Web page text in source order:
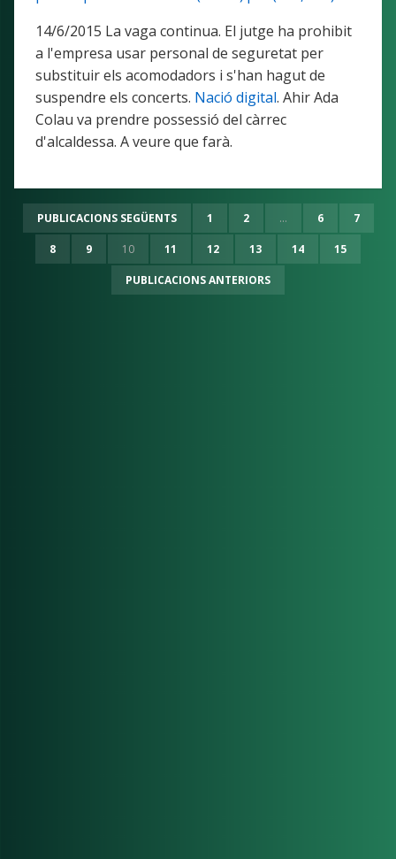
14/6/2015 La vaga continua. El jutge ha prohibit
a l'empresa usar personal de seguretat per
substituir els acomodadors i s'han hagut de
suspendre els concerts. Nació digital. Ahir Ada
Colau va prendre possessió del càrrec
d'alcaldessa. A veure que farà.
PUBLICACIONS SEGÜENTS 1 2 ... 6 7
8 9 10 11 12 13 14 15
PUBLICACIONS ANTERIORS